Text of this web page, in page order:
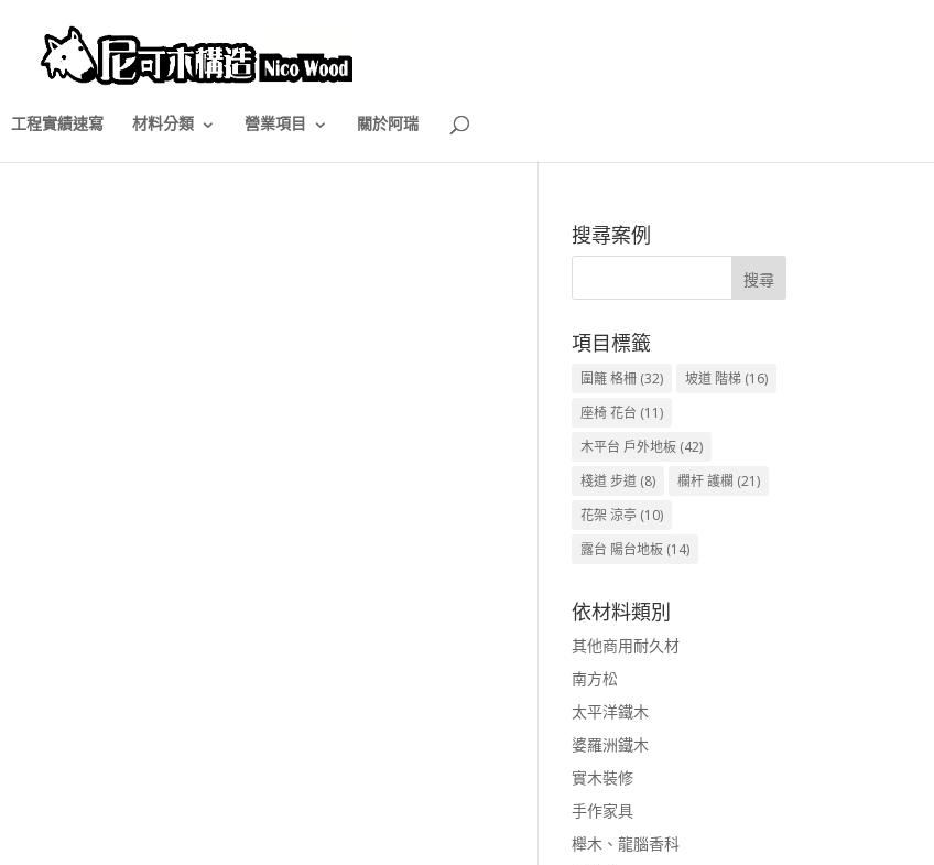
工程實績速寫 材料分類 營業項目 關於阿瑞
搜尋案例
項目標籤
圍籬 格柵 (32) 坡道 階梯 (16)
座椅 花台 (11)
木平台 戶外地板 (42)
棧道 步道 (8) 欄杆 護欄 (21)
花架 涼亭 (10)
露台 陽台地板 (14)
依材料類別
其他商用耐久材
南方松
太平洋鐵木
婆羅洲鐵木
實木裝修
手作家具
櫸木、龍腦香科